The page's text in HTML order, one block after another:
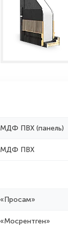
МДФ ПВХ (панель)
МДФ ПВХ
«Просам»
«Мосрентген»